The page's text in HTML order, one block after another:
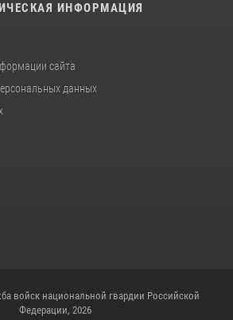
ИНФОРМАЦИЯ
сайта
данных
войск национальной гвардии Российской
Федерации, 2026